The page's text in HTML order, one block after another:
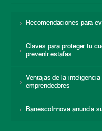
Recomendaciones para
Claves para proteger tu
prevenir estafas
Ventajas de la
emprendedores
BanescoInnova anuncia